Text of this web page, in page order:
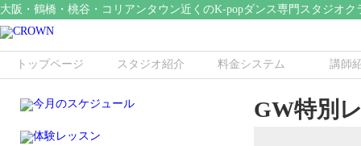
大阪・鶴橋・桃谷・コリアンタウン近くのK-popダンス専門スタジオク
トップページ スタジオ紹介 料金システム 講師
GW特別